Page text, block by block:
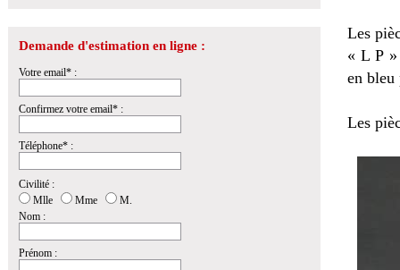
Demande d'estimation en ligne :
Votre email* :
Confirmez votre email* :
Téléphone* :
Civilité :
Mlle
Mme
M.
Nom :
Prénom :
Les
« L P »
en bleu
Les